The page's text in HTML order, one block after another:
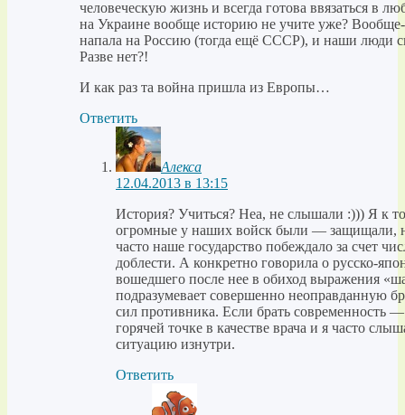
человеческую жизнь и всегда готова ввязаться в
на Украине вообще историю не учите уже?
напала на Россию (тогда ещё СССР), и наши люди
Разве нет?!
И как раз та война пришла из Европы…
Ответить
Алекса
12.04.2013 в 13:15
История? Учиться? Неа, не слышали :))) Я к
огромные у наших войск были — защищали,
часто наше государство побеждало за счет
доблести. А конкретно говорила о русско-
вошедшего после нее в обиход выражения
подразумевает совершенно неоправданную
сил противника. Если брать современность
горячей точке в качестве врача и я часто
ситуацию изнутри.
Ответить